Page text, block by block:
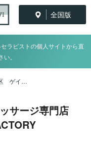
全国版
ラピストの個人サイトから直
。
関東 / 東京渋谷区 ゲイマッサージ専門店 BODY CARE FACTORY
サージ専門店